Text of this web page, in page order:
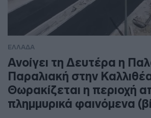
ΕΛΛΑΔΑ
Ανοίγει τη Δευτέρα η
Παραλιακή στην
Θωρακίζεται η περιοχή
πλημμυρικά φαινόμενα